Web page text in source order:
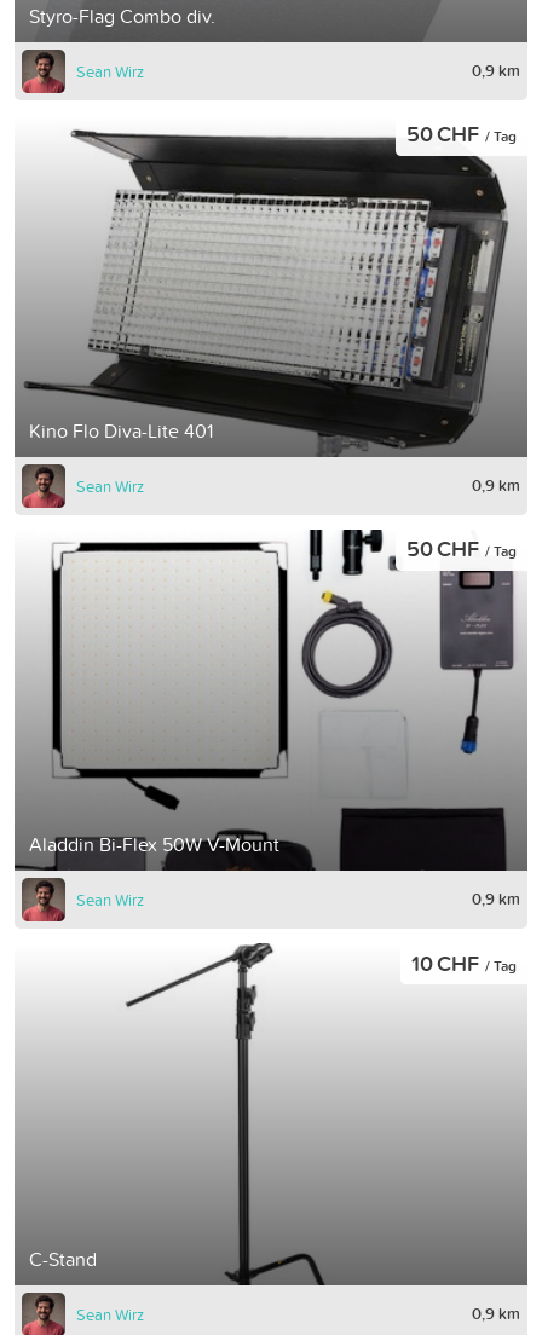
Styro-Flag Combo div.
Sean Wirz 0,9 km
Kino Flo Diva-Lite 401
50 CHF / Tag
Sean Wirz 0,9 km
Aladdin Bi-Flex 50W V-Mount
50 CHF / Tag
Sean Wirz 0,9 km
C-Stand
10 CHF / Tag
Sean Wirz 0,9 km